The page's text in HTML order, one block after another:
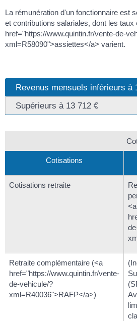
La rémunération d'un fonctionnaire est
et contributions salariales, dont les taux
href="https://www.quintin.fr/vente-de-
xml=R58090">assiettes</a> varient.
Revenus mensuels inférieurs à
Supérieurs à 13 712 €
Cotisations
Cotisations retraite
<a
Retraite complémentaire (<a
href="https://www.quintin.fr/vente-
de-vehicule/?
xml=R40036">RAFP</a>)